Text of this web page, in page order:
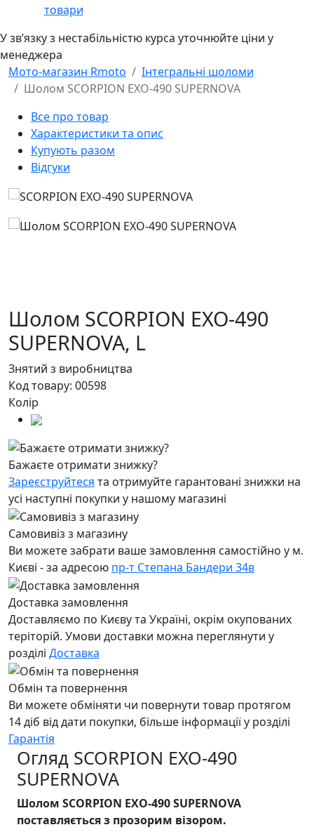
товари
У звʼязку з нестабільністю курса уточнюйте ціни у
менеджера
Мото-магазин Rmoto
Інтегральні шоломи
Шолом SCORPION EXO-490 SUPERNOVA
Все про товар
Характеристики та опис
Купують разом
Відгуки
Шолом SCORPION EXO-490
SUPERNOVA, L
Знятий з виробництва
Код товару: 00598
Колір
Бажаєте отримати знижку?
Зареєструйтеся та отримуйте гарантовані знижки на
усі наступні покупки у нашому магазині
Самовивіз з магазину
Ви можете забрати ваше замовлення самостійно у м.
Києві - за адресою пр-т Степана Бандери 34в
Доставка замовлення
Доставляємо по Києву та Україні, окрім окупованих
теріторій. Умови доставки можна переглянути у
розділі Доставка
Обмін та повернення
Ви можете обміняти чи повернути товар протягом
14 діб від дати покупки, більше інформації у розділі
Гарантія
Огляд SCORPION EXO-490
SUPERNOVA
Шолом SCORPION EXO-490 SUPERNOVA
поставляється з прозорим візором.